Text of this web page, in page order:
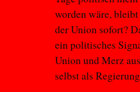
worden wäre,
der Union sofort?
ein politisches
Union und Merz
selbst als